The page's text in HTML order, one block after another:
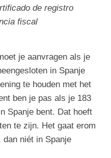
de registro
fiscal
je aanvragen als je
in Spanje
te houden met het
ben je pas als je 183
Spanje bent. Dat hoeft
te zijn. Het gaat erom
niét in Spanje